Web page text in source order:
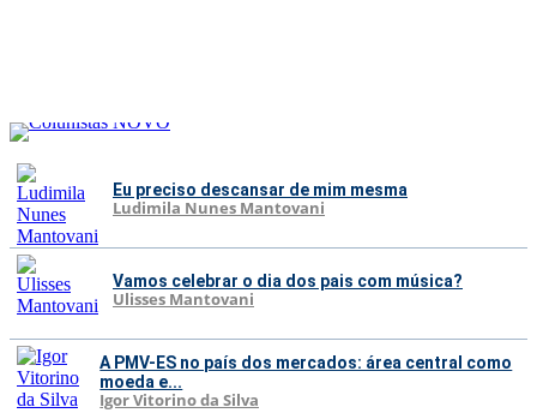
Eu preciso descansar de mim mesma
Ludimila Nunes Mantovani
Vamos celebrar o dia dos pais com música?
Ulisses Mantovani
A PMV-ES no país dos mercados: área central como
moeda e...
Igor Vitorino da Silva